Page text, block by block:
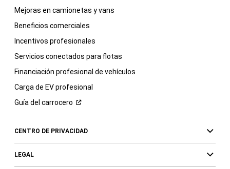
Mejoras en camionetas y vans
Beneficios comerciales
Incentivos profesionales
Servicios conectados para flotas
Financiación profesional de vehículos
Carga de EV profesional
Guía del carrocero
CENTRO DE PRIVACIDAD
LEGAL